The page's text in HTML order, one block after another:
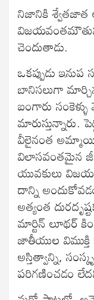
నిజానికి
చెందుతాడు.
ఒకప్పుడు
బానిసలుగా
బంగారు
మారుస్తున్నారు.
వీలైనంత
విలాసవంతమైన
యువకులు
దాన్ని
అత్యంత
మార్టిన్ లూథర్
జాతీయుల
అస్తిత్వాన్ని,
పరిగణించడం